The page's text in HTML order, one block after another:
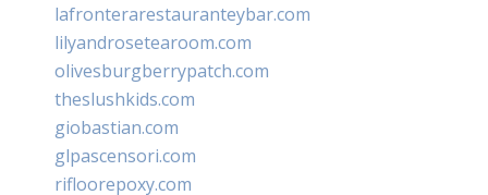
lafronterarestauranteybar.com
lilyandrosetearoom.com
olivesburgberrypatch.com
theslushkids.com
giobastian.com
glpascensori.com
rifloorepoxy.com